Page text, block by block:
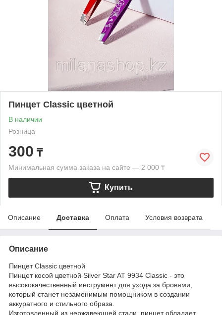
Пинцет Classic цветной
В наличии
Розница
300 ₸
Минимальная сумма заказа на сайте — 2 000 ₸
Купить
Описание Доставка Оплата Условия возврата
Описание
Пинцет Classic цветной
Пинцет косой цветной Silver Star AT 9934 Classic - это
высококачественный инструмент для ухода за бровями,
который станет незаменимым помощником в создании
аккуратного и стильного образа.
Изготовленный из нержавеющей стали, пинцет обладает